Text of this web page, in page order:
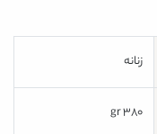
زنانه
380 gr